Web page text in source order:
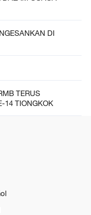
DI
TERUS
14 TIONGKOK